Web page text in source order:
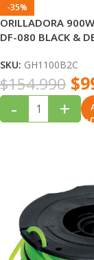
-35%
ORILLADORA
DF-080 BLACK &
SKU: GH1100B2C
$154.990 $
- +